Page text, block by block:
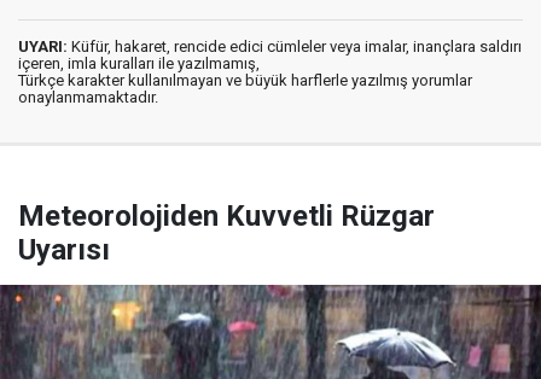
UYARI: Küfür, hakaret, rencide edici cümleler veya imalar, inançlara saldırı
içeren, imla kuralları ile yazılmamış,
Türkçe karakter kullanılmayan ve büyük harflerle yazılmış yorumlar
onaylanmamaktadır.
Meteorolojiden Kuvvetli Rüzgar
Uyarısı